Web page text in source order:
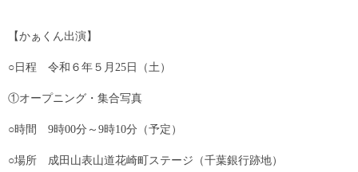
【かぁくん出演】
○日程 令和６年５月25日（土）
①オープニング・集合写真
○時間 9時00分～9時10分（予定）
○場所 成田山表山道花崎町ステージ（千葉銀行跡地）